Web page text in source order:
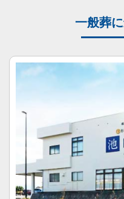
一般葬